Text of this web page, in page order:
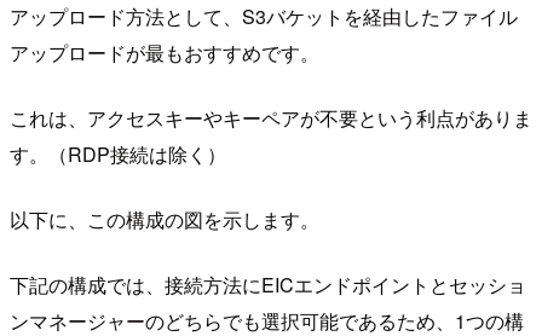
アップロード方法として、S3バケットを経由したファイル
アップロードが最もおすすめです。
これは、アクセスキーやキーペアが不要という利点がありま
す。（RDP接続は除く）
以下に、この構成の図を示します。
下記の構成では、接続方法にEICエンドポイントとセッショ
ンマネージャーのどちらでも選択可能であるため、1つの構